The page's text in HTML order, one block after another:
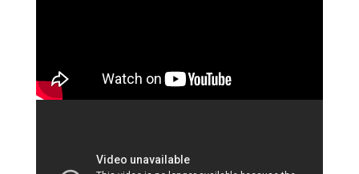
SS1 Airline Coupe 1934-1936 произведено - 624
автомобиля.
SS2 Late 1933 – 1936 произведено - 1243